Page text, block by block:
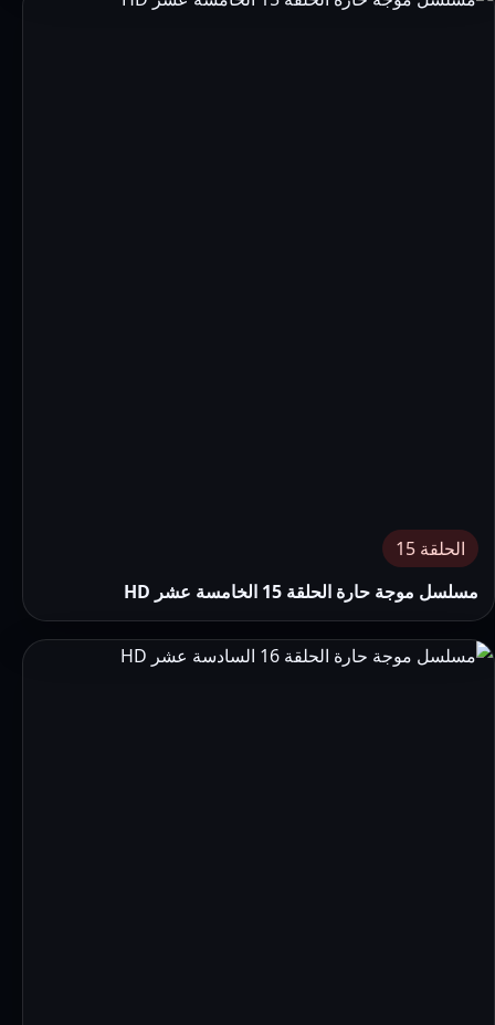
الحلقة 15
مسلسل موجة حارة الحلقة 15 الخامسة عشر HD